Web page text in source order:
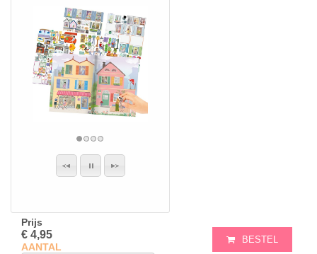
Prijs
€ 4,95
AANTAL
BESTEL